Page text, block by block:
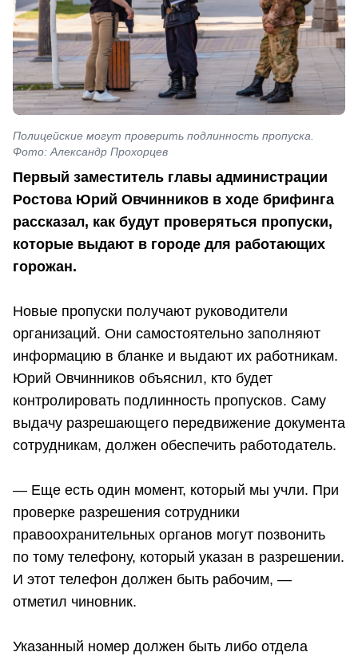
Полицейские могут проверить подлинность пропуска.
Фото: Александр Прохорцев
Первый заместитель главы администрации
Ростова Юрий Овчинников в ходе брифинга
рассказал, как будут проверяться пропуски,
которые выдают в городе для работающих
горожан.
Новые пропуски получают руководители
организаций. Они самостоятельно заполняют
информацию в бланке и выдают их работникам.
Юрий Овчинников объяснил, кто будет
контролировать подлинность пропусков. Саму
выдачу разрешающего передвижение документа
сотрудникам, должен обеспечить работодатель.
— Еще есть один момент, который мы учли. При
проверке разрешения сотрудники
правоохранительных органов могут позвонить
по тому телефону, который указан в разрешении.
И этот телефон должен быть рабочим, —
отметил чиновник.
Указанный номер должен быть либо отдела